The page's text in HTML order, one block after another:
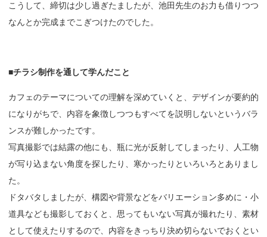
こうして、締切は少し過ぎたましたが、池田先生のお力も借りつつ
なんとか完成までこぎつけたのでした。
■チラシ制作を通して学んだこと
カフェのテーマについての理解を深めていくと、デザインが要約的
になりがちで、内容を象徴しつつもすべてを説明しないというバラ
ンスが難しかったです。
写真撮影では結露の他にも、瓶に光が反射してしまったり、人工物
が写り込まない角度を探したり、寒かったりといろいろとありまし
た。
ドタバタしましたが、構図や背景などをバリエーション多めに・小
道具なども撮影しておくと、思ってもいない写真が撮れたり、素材
として使えたりするので、内容をきっちり決め切らないでおくとい